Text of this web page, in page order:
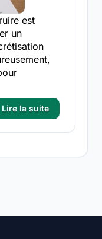
est
un
Lire la suite